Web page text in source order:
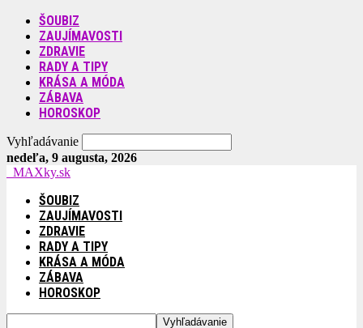
ŠOUBIZ
ZAUJÍMAVOSTI
ZDRAVIE
RADY A TIPY
KRÁSA A MÓDA
ZÁBAVA
HOROSKOP
Vyhľadávanie
nedeľa, 9 augusta, 2026
MAXky.sk
ŠOUBIZ
ZAUJÍMAVOSTI
ZDRAVIE
RADY A TIPY
KRÁSA A MÓDA
ZÁBAVA
HOROSKOP